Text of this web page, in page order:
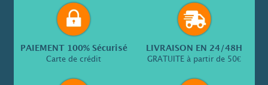
PAIEMENT 100% Sécurisé
Carte de crédit
LIVRAISON EN 24/48H
GRATUITE à partir de 50€